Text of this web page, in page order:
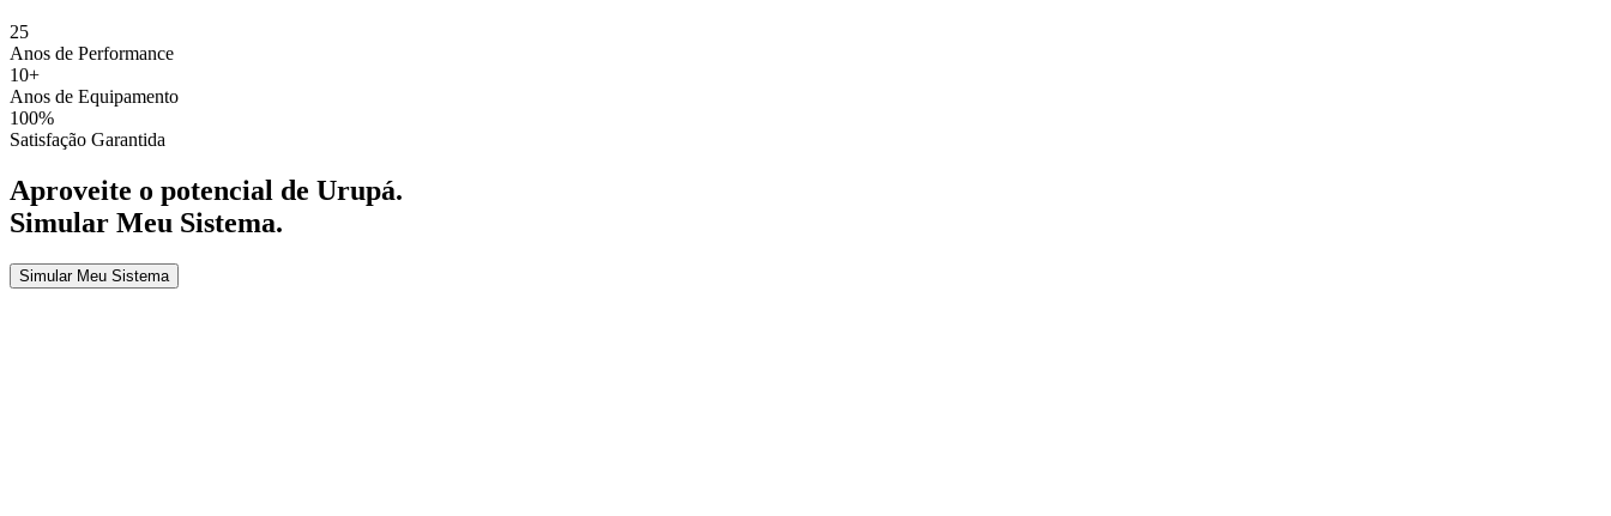
25
Anos de Performance
10+
Anos de Equipamento
100%
Satisfação Garantida
Aproveite o potencial de Urupá.
Simular Meu Sistema.
Simular Meu Sistema